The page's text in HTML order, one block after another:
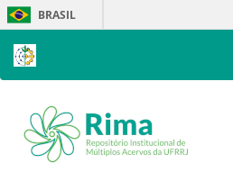
Skip
navigation
BRASIL